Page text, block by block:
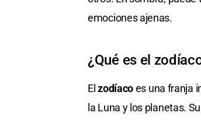
emociones ajenas.
¿Qué es el
Elzodíacoes una franja
la Luna y los planetas.